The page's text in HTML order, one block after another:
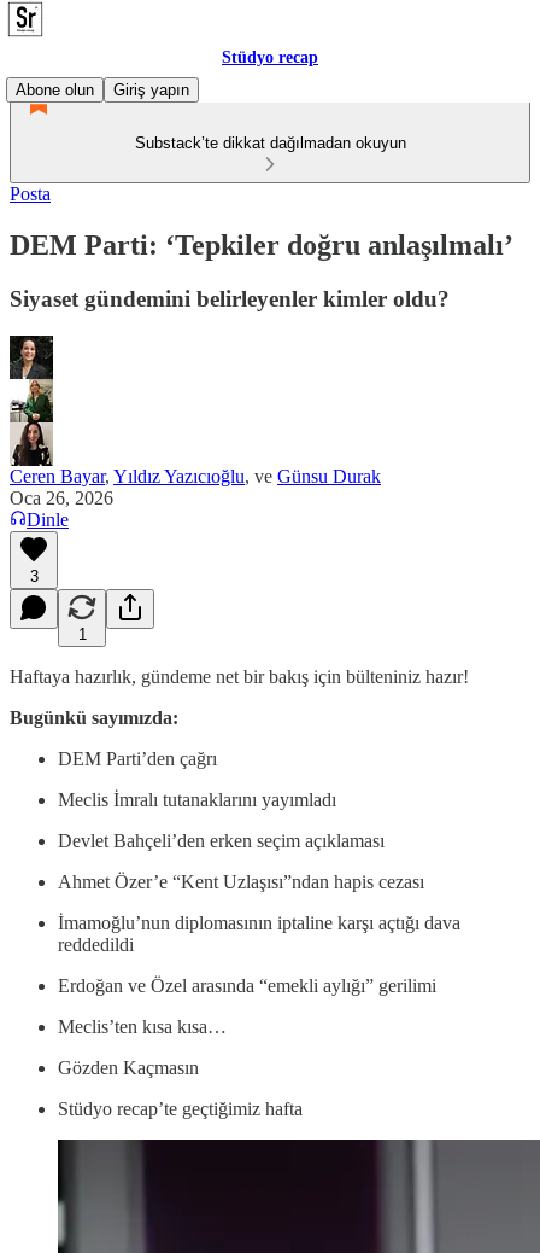
Stüdyo recap
Abone olun
Giriş yapın
Substack’te dikkat dağılmadan okuyun
Posta
DEM Parti: ‘Tepkiler doğru anlaşılmalı’
Siyaset gündemini belirleyenler kimler oldu?
Ceren Bayar, Yıldız Yazıcıoğlu, ve Günsu Durak
Oca 26, 2026
Dinle
3
1
Haftaya hazırlık, gündeme net bir bakış için bülteniniz hazır!
Bugünkü sayımızda:
DEM Parti’den çağrı
Meclis İmralı tutanaklarını yayımladı
Devlet Bahçeli’den erken seçim açıklaması
Ahmet Özer’e “Kent Uzlaşısı”ndan hapis cezası
İmamoğlu’nun diplomasının iptaline karşı açtığı dava
reddedildi
Erdoğan ve Özel arasında “emekli aylığı” gerilimi
Meclis’ten kısa kısa…
Gözden Kaçmasın
Stüdyo recap’te geçtiğimiz hafta